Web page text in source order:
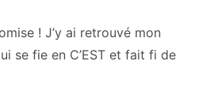
! J’y ai retrouvé mon
se fie en C’EST et fait fi de